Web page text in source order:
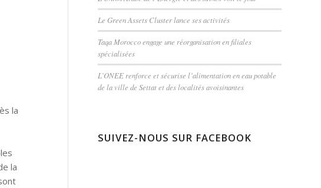
la
la
Le Green Assets Cluster lance ses activités
Taqa Morocco engage une réorganisation en filiales
spécialisées
L’ONEE renforce et sécurise l’alimentation en eau potable
de la ville de Settat et des localités avoisinantes
SUIVEZ-NOUS SUR FACEBOOK